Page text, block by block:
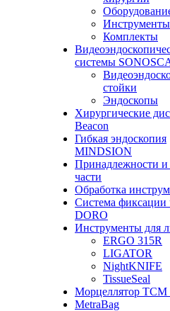
Инструменты
Комплекты
системы
стойки
Эндоскопы
Хирургические
Beacon
Гибкая эндоскопия
MINDSION
Принадлежности и
части
Обработка
Система фиксации
DORO
Инструменты для
ERGO 315R
LIGATOR
NightKNIFE
TissueSeal
Морцеллятор ТСМ
MetraBag